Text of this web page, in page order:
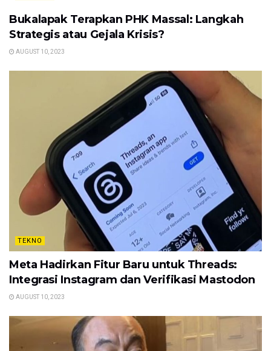
Bukalapak Terapkan PHK Massal: Langkah
Strategis atau Gejala Krisis?
AUGUST 10, 2023
TEKNO
Meta Hadirkan Fitur Baru untuk Threads:
Integrasi Instagram dan Verifikasi Mastodon
AUGUST 10, 2023